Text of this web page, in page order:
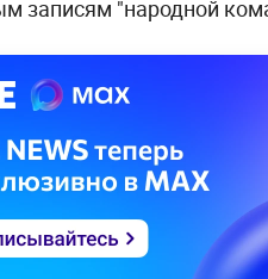
записям "народной